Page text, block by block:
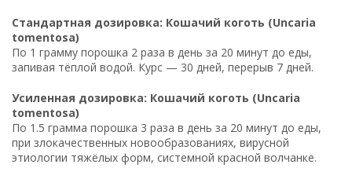
Стандартная дозировка: Кошачий коготь (Uncaria
tomentosa)
По 1 грамму порошка 2 раза в день за 20 минут до еды,
запивая тёплой водой. Курс — 30 дней, перерыв 7 дней.
Усиленная дозировка: Кошачий коготь (Uncaria
tomentosa)
По 1.5 грамма порошка 3 раза в день за 20 минут до еды,
при злокачественных новообразованиях, вирусной
этиологии тяжёлых форм, системной красной волчанке.